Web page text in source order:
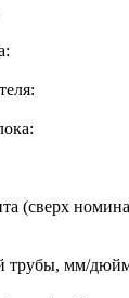
(сверх
трубы, мм/